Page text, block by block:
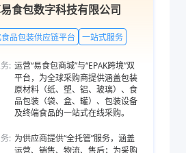
食包数字科技有限公司
品包装供应链平台 一站式服务
: 运营“易食包商城”与“EPAK跨境”双
平台，为全球采购商提供涵盖包装
原材料（纸、塑、铝、玻璃）、食
品包装（袋、盒、罐）、包装设备
及终端食品的一站式在线采购。
: 为供应商提供“全托管”服务，涵盖
运营、销售、物流、售后；为采购